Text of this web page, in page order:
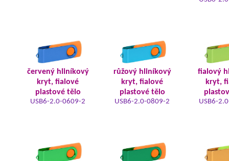
červený hliníkový
kryt, fialové
plastové tělo
USB6-2.0-0609-2
růžový hliníkový
kryt, fialové
plastové tělo
USB6-2.0-0809-2
fialový
kryt,
USB6-